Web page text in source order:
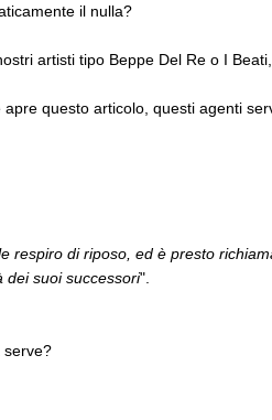
il nulla?
artisti tipo Beppe Del Re o I Beati,
questo articolo, questi agenti
respiro di riposo, ed è presto
dei suoi successori".
serve?